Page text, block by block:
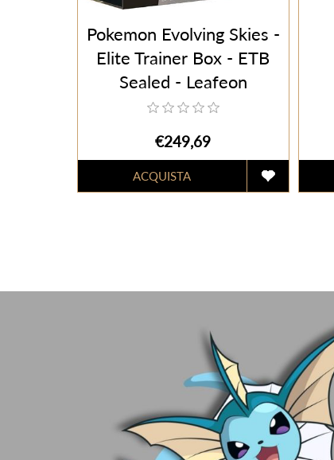
Pokemon Evolving Skies -
Elite Trainer Box - ETB
Sealed - Leafeon
Umbreon Jolteon e
€249,69